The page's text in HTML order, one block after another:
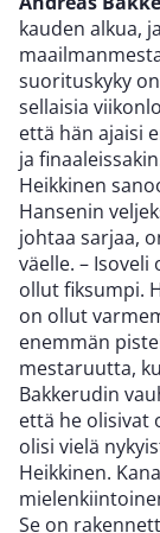
kauden alkua,
suorituskyky
sellaisia
että hän ajaisi
ja
Heikkinen
Hansenin
johtaa sarjaa,
väelle. –
ollut fiksumpi.
on ollut
enemmän
mestaruutta,
Bakkerudin
että he olisivat
olisi vielä
Heikkinen.
Se on